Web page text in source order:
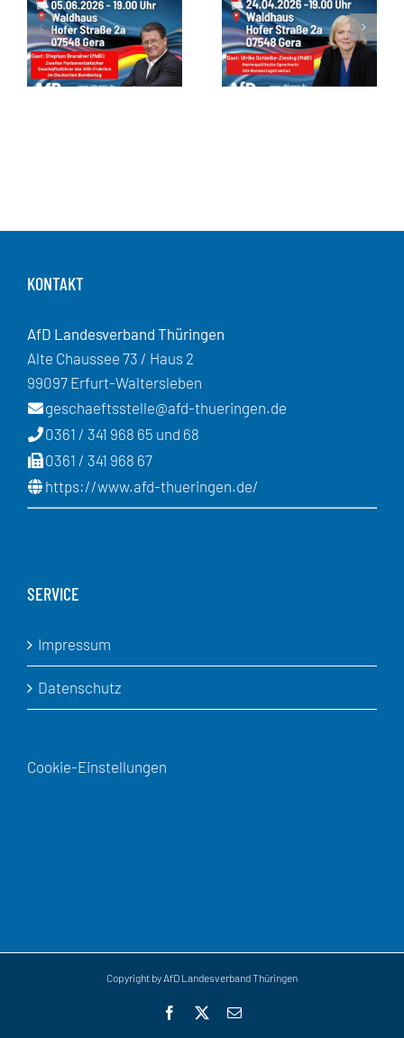
KONTAKT
AfD Landesverband Thüringen
Alte Chaussee 73 / Haus 2
99097 Erfurt-Waltersleben
geschaeftsstelle@afd-thueringen.de
0361 / 341 968 65 und 68
0361 / 341 968 67
https://www.afd-thueringen.de/
SERVICE
Impressum
Datenschutz
Cookie-Einstellungen
Copyright by AfD Landesverband Thüringen
Facebook
E-